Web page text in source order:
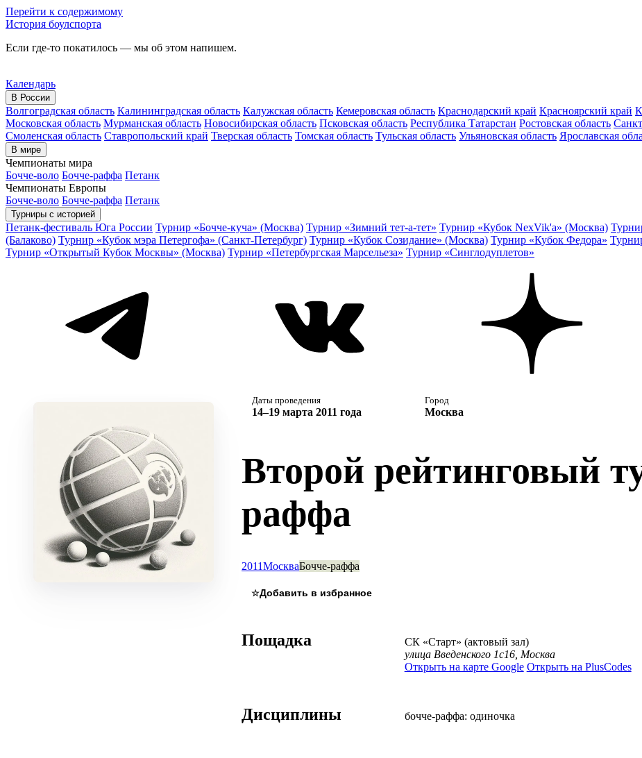
Перейти к содержимому
История боулспорта
Если где-то покатилось — мы об этом напишем.
Календарь
В России
Волгоградская область Калининградская область Калужская область Кемеровская область Краснодарский край Красноярский край
Московская область Мурманская область Новосибирская область Псковская область Республика Татарстан Ростовская область
Смоленская область Ставропольский край Тверская область Томская область Тульская область Ульяновская область Ярославская
В мире
Чемпионаты мира
Бочче-воло Бочче-раффа Петанк
Чемпионаты Европы
Бочче-воло Бочче-раффа Петанк
Турниры с историей
Петанк-фестиваль Юга России Турнир «Бочче-куча» (Москва) Турнир «Зимний тет-а-тет» Турнир «Кубок NexVik'a» (Москва)
(Балаково) Турнир «Кубок мэра Петергофа» (Санкт-Петербург) Турнир «Кубок Созидание» (Москва) Турнир «Кубок Федора»
Турнир «Открытый Кубок Москвы» (Москва) Турнир «Петербургская Марсельеза» Турнир «Синглодуплетов»
Даты проведения
14–19 марта 2011 года
Город
Москва
Второй рейтинговый
раффа
2011МоскваБочче-раффа
☆
Пощадка
СК «Старт» (актовый зал)
улица Введенского 1с16, Москва
Открыть на карте Google Открыть на PlusCodes
Дисциплины бочче-раффа: одиночка